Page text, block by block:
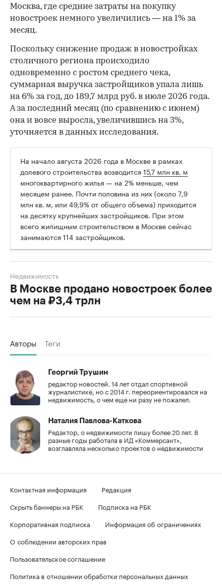
Москва, где средние затраты на покупку
новостроек немного увеличились — на 1% за
месяц.
Поскольку снижение продаж в новостройках
столичного региона происходило
одновременно с ростом среднего чека,
суммарная выручка застройщиков упала лишь
на 6% за год, до 189,7 млрд руб. в июле 2026 года.
А за последний месяц (по сравнению с июнем)
она и вовсе выросла, увеличившись на 3%,
уточняется в данных исследования.
На начало августа 2026 года в Москве в рамках
долевого строительства возводится15,7 млн кв. м
многоквартирного жилья — на 2% меньше, чем
месяцем ранее. Почти половина из них (около 7,9
млн кв. м, или 49,9% от общего объема) приходится
на десятку крупнейших застройщиков. При этом
всего жилищным строительством в Москве сейчас
занимаются 114 застройщиков.
В Москве продано новостроек более
чем на ₽3,4 трлн
Недвижимость
Авторы Теги
Георгий Трушин
редактор новостей. 14 лет отдал спортивной
журналистике, но с 2014 г. переориентировался на
недвижимость, о чем еще ни разу не пожалел.
Наталия Павлова-Каткова
Редактор, о недвижимости пишу более 20 лет. В
разные годы работала в ИД «Коммерсант»,
возглавляла несколько проектов о недвижимости
Контактная информация
Редакция
Скрыть баннеры на РБК
Подписка на РБК
Корпоративная подписка
Информация об ограничениях
О соблюдении авторских прав
Пользовательское соглашение
Политика в отношении обработки персональных данных